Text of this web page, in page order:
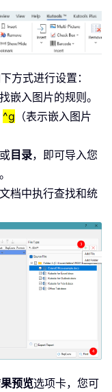
方式进行设置：
嵌入图片的规则。
^g （表示嵌入图片
或目录，即可导入您
档中执行查找和统
预览选项卡，您可